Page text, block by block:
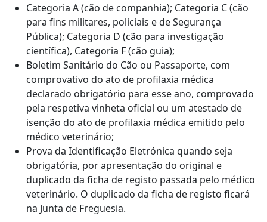
Categoria A (cão de companhia); Categoria C (cão
para fins militares, policiais e de Segurança
Pública); Categoria D (cão para investigação
científica), Categoria F (cão guia);
Boletim Sanitário do Cão ou Passaporte, com
comprovativo do ato de profilaxia médica
declarado obrigatório para esse ano, comprovado
pela respetiva vinheta oficial ou um atestado de
isenção do ato de profilaxia médica emitido pelo
médico veterinário;
Prova da Identificação Eletrónica quando seja
obrigatória, por apresentação do original e
duplicado da ficha de registo passada pelo médico
veterinário. O duplicado da ficha de registo ficará
na Junta de Freguesia.